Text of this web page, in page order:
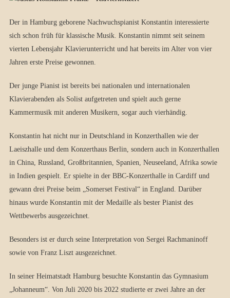
Der in Hamburg geborene Nachwuchspianist Konstantin interessierte
sich schon früh für klassische Musik. Konstantin nimmt seit seinem
vierten Lebensjahr Klavierunterricht und hat bereits im Alter von vier
Jahren erste Preise gewonnen.
Der junge Pianist ist bereits bei nationalen und internationalen
Klavierabenden als Solist aufgetreten und spielt auch gerne
Kammermusik mit anderen Musikern, sogar auch vierhändig.
Konstantin hat nicht nur in Deutschland in Konzerthallen wie der
Laeiszhalle und dem Konzerthaus Berlin, sondern auch in Konzerthallen
in China, Russland, Großbritannien, Spanien, Neuseeland, Afrika sowie
in Indien gespielt. Er spielte in der BBC-Konzerthalle in Cardiff und
gewann drei Preise beim „Somerset Festival“ in England. Darüber
hinaus wurde Konstantin mit der Medaille als bester Pianist des
Wettbewerbs ausgezeichnet.
Besonders ist er durch seine Interpretation von Sergei Rachmaninoff
sowie von Franz Liszt ausgezeichnet.
In seiner Heimatstadt Hamburg besuchte Konstantin das Gymnasium
„Johanneum“. Von Juli 2020 bis 2022 studierte er zwei Jahre an der